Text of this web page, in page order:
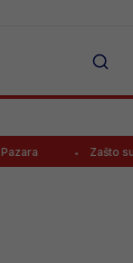
Zašto su najveći